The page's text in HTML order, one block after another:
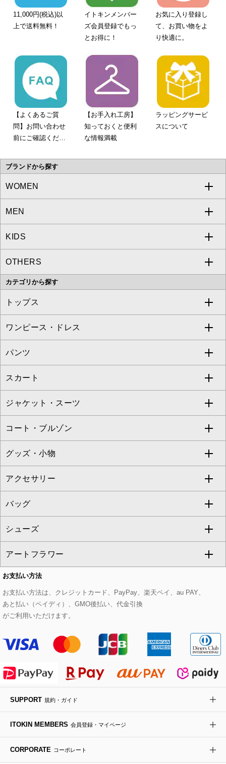
11,000円(税込)以
上で送料無料！
イトキンメンバー
ズ会員登録でもっ
とお得に！
お気に入り登録し
て、お買い物をよ
り快適に。
【よくあるご質
問】お問い合わせ
前にご確認くださ
【お手入れ工房】
知っておくと便利
な情報満載
ラッピングサービ
スについて
ブランドから探す
WOMEN
a.v.v
MICHEL KLEIN
MK MICHEL KLEIN
OFUON le MK
eur3
Maison de CINQ
MK MICHEL KLEIN BAG
HIROKO KOSHINO
re:edition project 165
MEN
a.v.v
MICHEL KLEIN HOMME
MK MICHEL KLEIN HOMME
KIDS
a.v.v
OTHERS
MK MICHEL KLEIN BAG
カテゴリから探す
トップス
すべてのトップス
カットソー・Tシャツ
ブラウス・シャツ
ニット・セーター
カーディガン
アンサンブルセット
ベスト・ジレ
パーカー
タンクトップ・キャミソール
スウェット・ジャージー
その他のトップス
ワンピース・ドレス
すべてのワンピース・ドレス
ワンピース
ドレス
チュニック
ジャンパースカート
その他のワンピース・ドレス
パンツ
すべてのパンツ
フルレングスパンツ
クロップド・半端丈パンツ
ガウチョ・ワイドパンツ
ハーフ・ショート丈パンツ
サロペット・オールインワン
その他のパンツ
スカート
すべてのスカート
ロング・マキシ丈スカート
ひざ丈スカート
ミモレ丈スカート
ショート・ミニ丈スカート
その他のスカート
ジャケット・スーツ
すべてのジャケット・スーツ
テーラードジャケット
ノーカラージャケット
セットアップ
セットアップジャケット
セットアップパンツ
セットアップスカート
セットアップワンピース
コート・ブルゾン
すべてのコート・ブルゾン
トレンチコート
ピーコート
ダッフルコート
チェスターコート
モッズコート
ステンカラーコート
ライダースジャケット
デニムジャケット
ダウンジャケット・コート
その他のコート・ブルゾン
グッズ・小物
すべてのグッズ・小物
マスク
ストール・マフラー・スヌード
ベルト・サスペンダー
帽子
ヘアアクセサリー
ハンカチ・バンダナ
手袋
チャーム・ストラップ
アクセサリー
すべてのアクセサリー
ネックレス
ピアス・イヤリング
ブレスレット・バングル
ブローチ・コサージュ
バッグ
すべてのバッグ
トートバッグ
ショルダーバッグ
ボストンバッグ
バックパック・リュック
ボディバッグ・メッセンジャーバッグ
トラベルバッグ
ビジネスバッグ
その他のバッグ
シューズ
すべてのシューズ
パンプス
スニーカー
フラットシューズ
ローファー
ドレスシューズ
サンダル・ミュール
その他のシューズ
アートフラワー
すべてのアートフラワー
ローズ
カサブランカ・カラー
ラナンキュラス
ポプリアレンジ＆フレグランス
その他のアートフラワー
お支払い方法
お支払い方法は、クレジットカード、PayPay、楽天ペイ、au PAY、
あと払い（ペイディ）、GMO後払い、代金引換
がご利用いただけます。
SUPPORT 規約・ガイド
ITOKIN MEMBERS 会員登録・マイページ
CORPORATE コーポレート